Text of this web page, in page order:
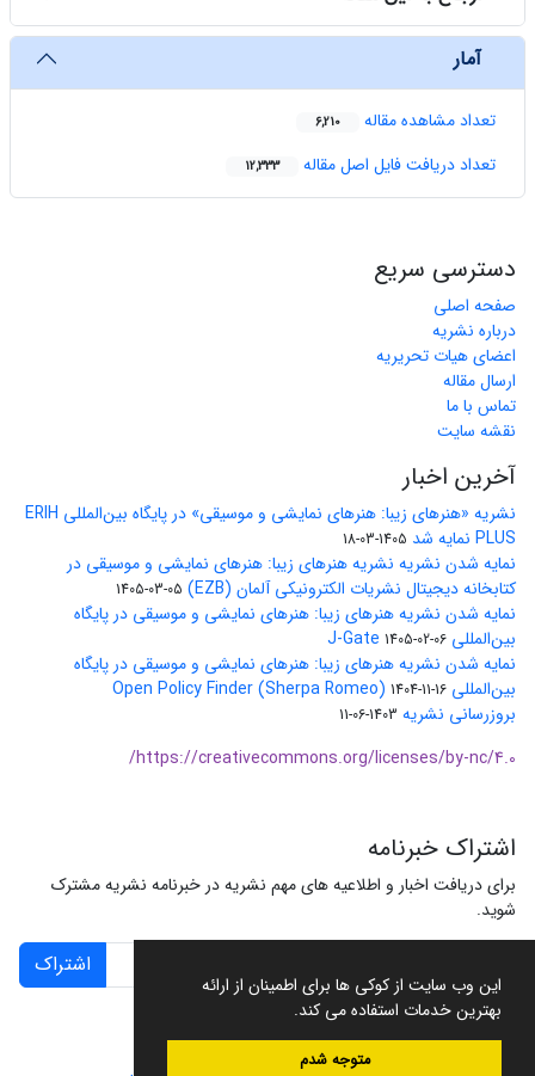
این وب سایت از کوکی ها برای اطمینان از ارائه
بهترین خدمات استفاده می کند.
متوجه شدم
آمار
تعداد مشاهده مقاله 6,210
تعداد دریافت فایل اصل مقاله 12,333
دسترسی سریع
صفحه اصلی
درباره نشریه
اعضای هیات تحریریه
ارسال مقاله
تماس با ما
نقشه سایت
آخرین اخبار
نشریه «هنرهای زیبا: هنرهای نمایشی و موسیقی» در پایگاه بین‌المللی ERIH
PLUS نمایه شد
1405-03-18
نمایه شدن نشریه نشریه هنرهای زیبا: هنرهای نمایشی و موسیقی در
کتابخانه دیجیتال نشریات الکترونیکی آلمان (EZB)
1405-03-05
نمایه شدن نشریه هنرهای زیبا: هنرهای نمایشی و موسیقی در پایگاه
بین‌المللی J-Gate 1405-02-06
نمایه شدن نشریه هنرهای زیبا: هنرهای نمایشی و موسیقی در پایگاه
بین‌المللی Open Policy Finder (Sherpa Romeo) 1404-11-16
بروزرسانی نشریه 1403-06-11
https://creativecommons.org/licenses/by-nc/4.0/
اشتراک خبرنامه
برای دریافت اخبار و اطلاعیه های مهم نشریه در خبرنامه نشریه مشترک
شوید.
اشتراک